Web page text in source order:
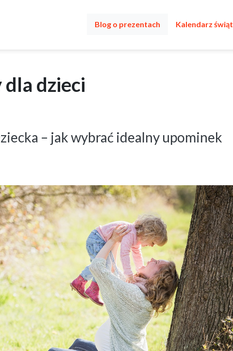
Blog o prezentach Kalendarz świąt
dla dzieci
– jak wybrać idealny upominek